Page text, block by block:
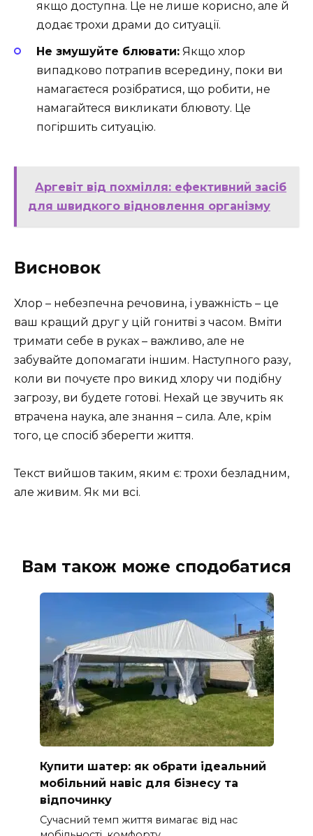
якщо доступна. Це не лише корисно, але й
додає трохи драми до ситуації.
Не змушуйте блювати: Якщо хлор
випадково потрапив всередину, поки ви
намагаєтеся розібратися, що робити, не
намагайтеся викликати блювоту. Це
погіршить ситуацію.
Аргевіт від похмілля: ефективний засіб
для швидкого відновлення організму
Висновок
Хлор – небезпечна речовина, і уважність – це
ваш кращий друг у цій гонитві з часом. Вміти
тримати себе в руках – важливо, але не
забувайте допомагати іншим. Наступного разу,
коли ви почуєте про викид хлору чи подібну
загрозу, ви будете готові. Нехай це звучить як
втрачена наука, але знання – сила. Але, крім
того, це спосіб зберегти життя.
Текст вийшов таким, яким є: трохи безладним,
але живим. Як ми всі.
Вам також може сподобатися
Купити шатер: як обрати ідеальний
мобільний навіс для бізнесу та
відпочинку
Сучасний темп життя вимагає від нас